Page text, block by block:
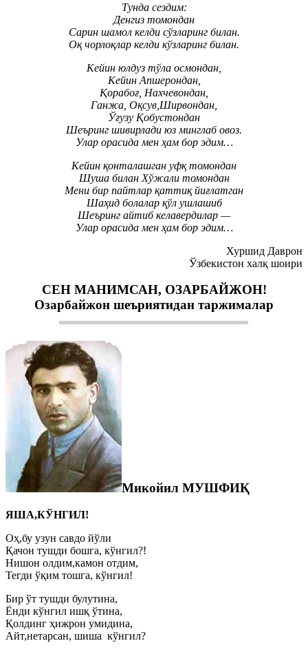
Тунда сездим:
Денгиз томондан
Сарин шамол келди сўзларинг билан.
Оқ чорлоқлар келди кўзларинг билан.
Кейин юлдуз тўла осмондан,
Кейин Апшерондан,
Қорабоғ, Нахчевондан,
Ганжа, Оқсув,Ширвондан,
Ўғузу Қобустондан
Шеъринг шивирлади юз минглаб овоз.
Улар орасида мен ҳам бор эдим…
Кейин қонталашган уфқ томондан
Шуша билан Хўжали томондан
Мени бир пайтлар қаттиқ йиғлатган
Шаҳид болалар қўл ушлашиб
Шеъринг айтиб келавердилар —
Улар орасида мен ҳам бор эдим…
Хуршид Даврон
Ўзбекистон халқ шоири
СЕН МАНИМСАН, ОЗАРБАЙЖОН!
Озарбайжон шеъриятидан таржималар
Микойил МУШФИҚ
ЯША,КЎНГИЛ!
Оҳ,бу узун савдо йўли
Қачон тушди бошга, кўнгил?!
Нишон олдим,камон отдим,
Тегди ўқим тошга, кўнгил!
Бир ўт тушди булутина,
Ёнди кўнгил ишқ ўтина,
Қолдинг ҳижрон умидина,
Айт,нетарсан, шиша кўнгил?